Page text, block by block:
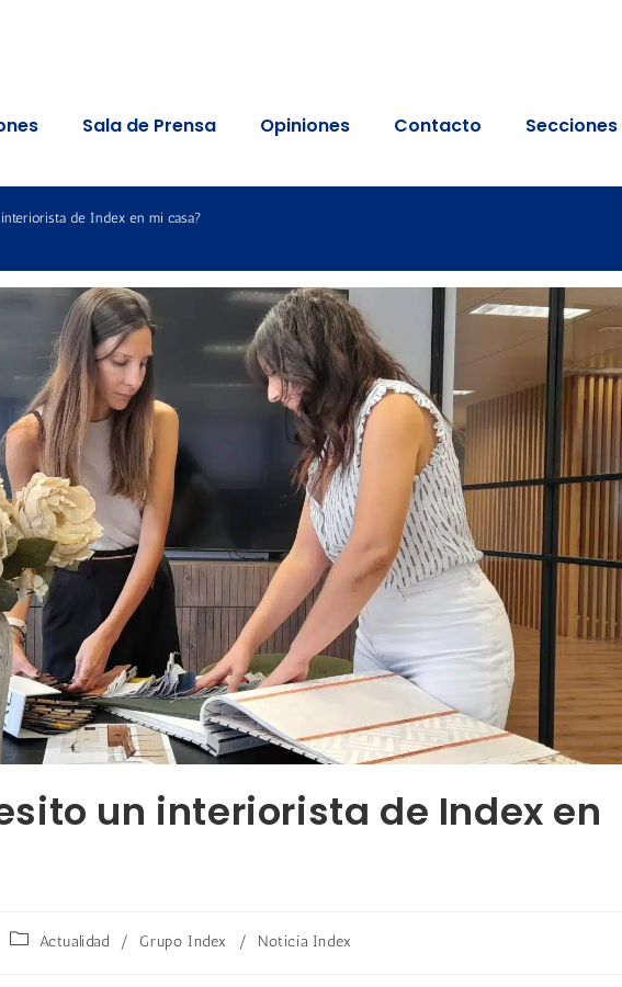
Sala de Prensa Opiniones Contacto Secciones
de Index en mi casa?
un interiorista de Index en
Actualidad / Grupo Index / Noticia Index